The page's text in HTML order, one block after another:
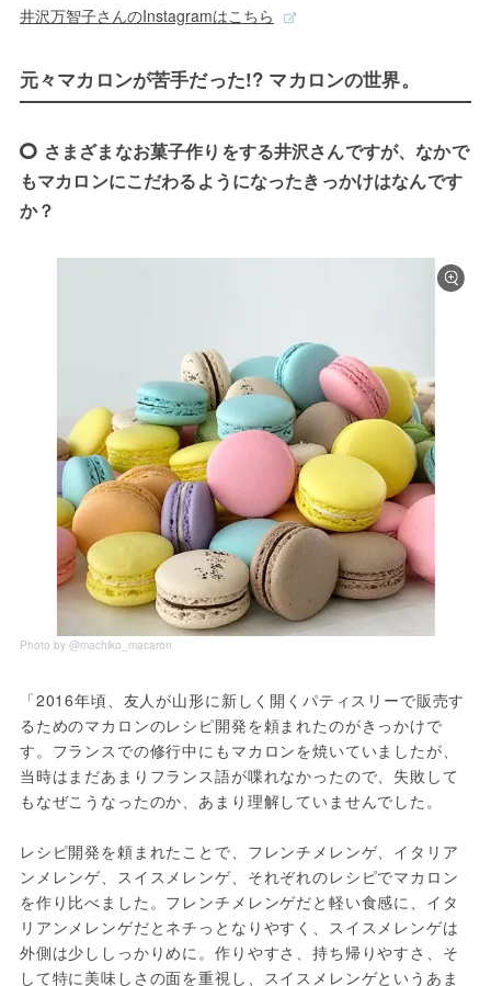
井沢万智子さんのInstagramはこちら
元々マカロンが苦手だった!? マカロンの世界。
さまざまなお菓子作りをする井沢さんですが、なかで
もマカロンにこだわるようになったきっかけはなんです
か？
Photo by @machiko_macaron
「2016年頃、友人が山形に新しく開くパティスリーで販売す
るためのマカロンのレシピ開発を頼まれたのがきっかけで
す。フランスでの修行中にもマカロンを焼いていましたが、
当時はまだあまりフランス語が喋れなかったので、失敗して
もなぜこうなったのか、あまり理解していませんでした。
レシピ開発を頼まれたことで、フレンチメレンゲ、イタリア
ンメレンゲ、スイスメレンゲ、それぞれのレシピでマカロン
を作り比べました。フレンチメレンゲだと軽い食感に、イタ
リアンメレンゲだとネチっとなりやすく、スイスメレンゲは
外側は少ししっかりめに。作りやすさ、持ち帰りやすさ、そ
して特に美味しさの面を重視し、スイスメレンゲというあま